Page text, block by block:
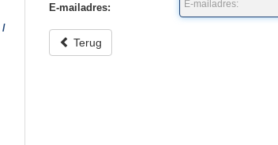
E-mailadres:
Terug
/